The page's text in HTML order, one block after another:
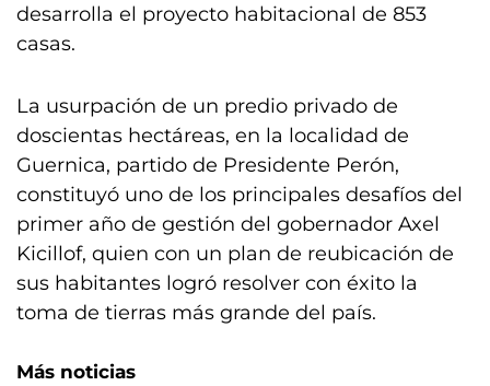
desarrolla el proyecto habitacional de 853
casas.
La usurpación de un predio privado de
doscientas hectáreas, en la localidad de
Guernica, partido de Presidente Perón,
constituyó uno de los principales desafíos del
primer año de gestión del gobernador Axel
Kicillof, quien con un plan de reubicación de
sus habitantes logró resolver con éxito la
toma de tierras más grande del país.
Más noticias